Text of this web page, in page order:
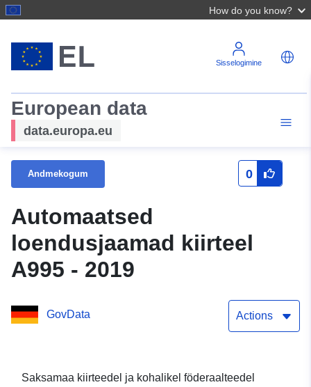
How do you know?
Sisselogimine
European data
data.europa.eu
Andmekogum 0
Automaatsed
loendusjaamad kiirteel
A995 - 2019
GovData Actions
Saksamaa kiirteedel ja kohalikel föderaalteedel